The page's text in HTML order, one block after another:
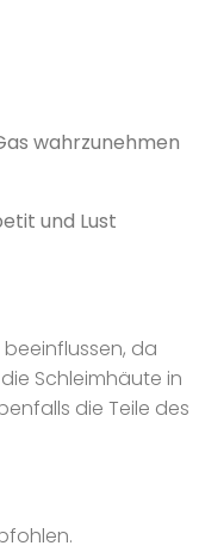
wahrzunehmen
und Lust
da
Schleimhäute in
die Teile des